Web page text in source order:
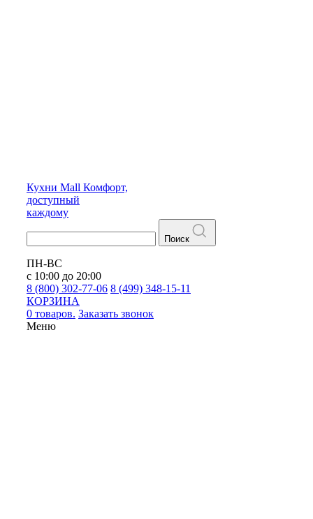
Кухни Mall Комфорт,
доступный
каждому
Поиск
ПН-ВС
с 10:00 до 20:00
8 (800) 302-77-06 8 (499) 348-15-11
КОРЗИНА
0 товаров. Заказать звонок
Меню